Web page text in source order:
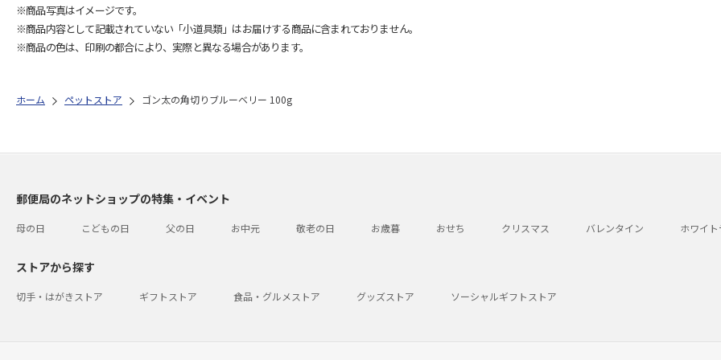
※商品写真はイメージです。
※商品内容として記載されていない「小道具類」はお届けする商品に含まれておりません。
※商品の色は、印刷の都合により、実際と異なる場合があります。
ホーム ペットストア ゴン太の角切りブルーベリー 100g
郵便局のネットショップの特集・イベント
母の日 こどもの日 父の日 お中元 敬老の日 お歳暮 おせち クリスマス バレンタイン ホワイ
ストアから探す
切手・はがきストア ギフトストア 食品・グルメストア グッズストア ソーシャルギフトストア